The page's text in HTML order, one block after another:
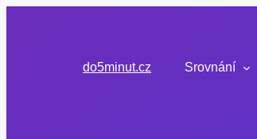
do5minut.cz
Srovnání